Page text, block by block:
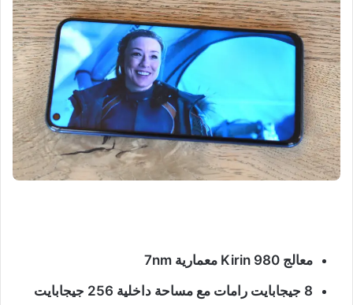
معالج Kirin 980 معمارية 7nm
8 جيجابايت رامات مع مساحة داخلية 256 جيجابايت